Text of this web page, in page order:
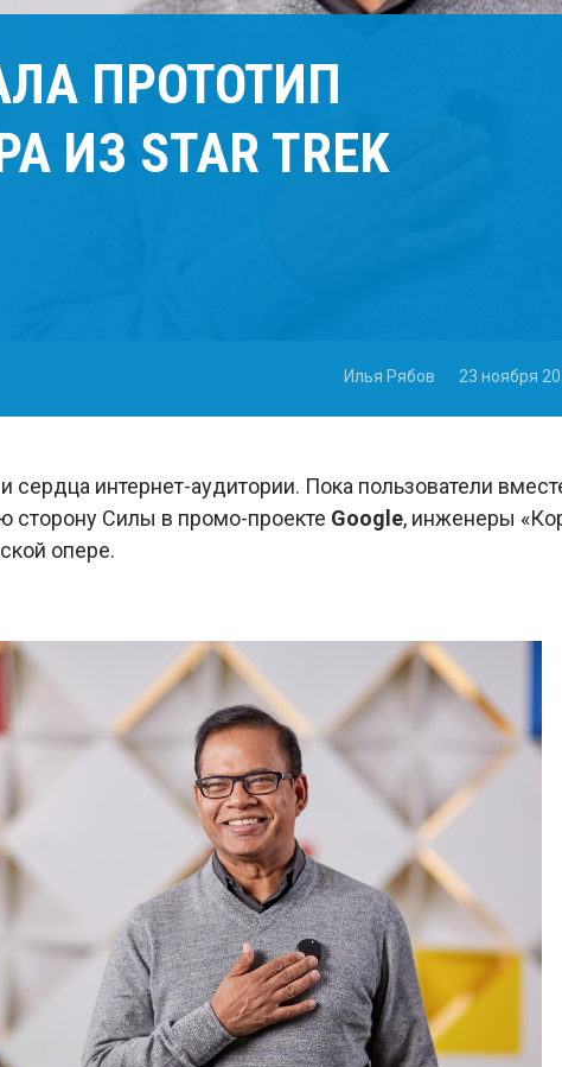
ПРОТОТИП
ИЗ STAR TREK
Илья Рябов 23 ноября
интернет-аудитории. Пока пользователи
сторону Силы в промо-проекте Google, инженеры
опере.